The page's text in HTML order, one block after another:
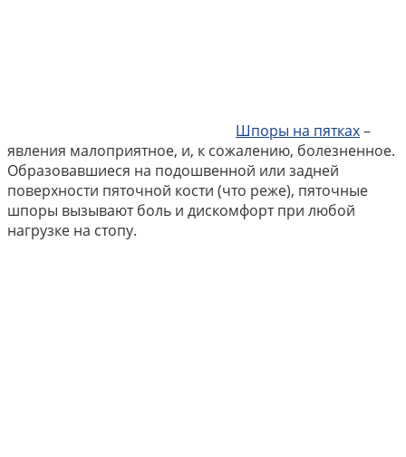
Шпоры на пятках–
явления малоприятное, и, к сожалению, болезненное.
Образовавшиеся на подошвенной или задней
поверхности пяточной кости (что реже), пяточные
шпоры вызывают боль и дискомфорт при любой
нагрузке на стопу.